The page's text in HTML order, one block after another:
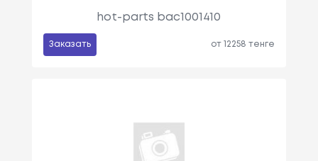
hot-parts bac1001410
Заказать от 12258 тенге